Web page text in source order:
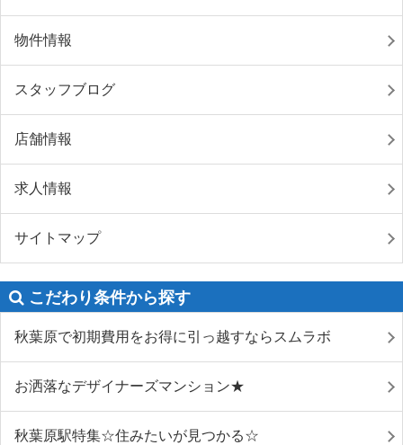
物件情報
スタッフブログ
店舗情報
求人情報
サイトマップ
こだわり条件から探す
秋葉原で初期費用をお得に引っ越すならスムラボ
お洒落なデザイナーズマンション★
秋葉原駅特集☆住みたいが見つかる☆